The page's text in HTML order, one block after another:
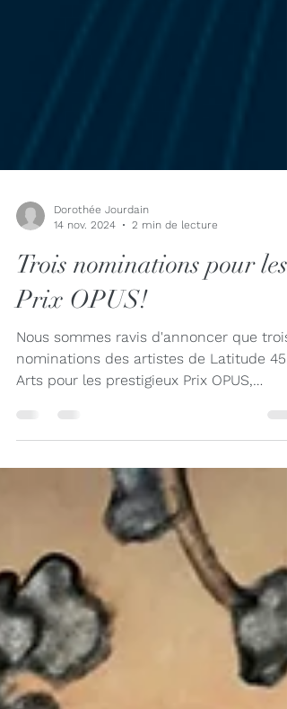
14 nov. 2024
2 min de lecture
Trois nominations pour les
Prix OPUS!
Nous sommes ravis d'annoncer que trois
nominations des artistes de Latitude 45
Arts pour les prestigieux Prix OPUS,